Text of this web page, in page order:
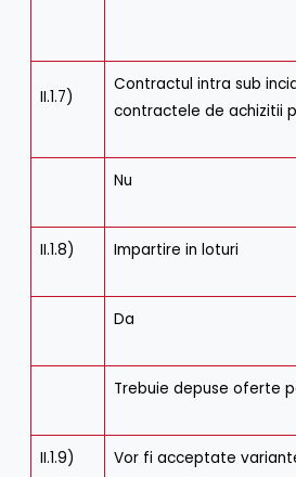
II.1.7)
Contractul intra sub
contractele de achizitii
Nu
II.1.8) Impartire in loturi
Da
Trebuie depuse oferte
II.1.9) Vor fi acceptate